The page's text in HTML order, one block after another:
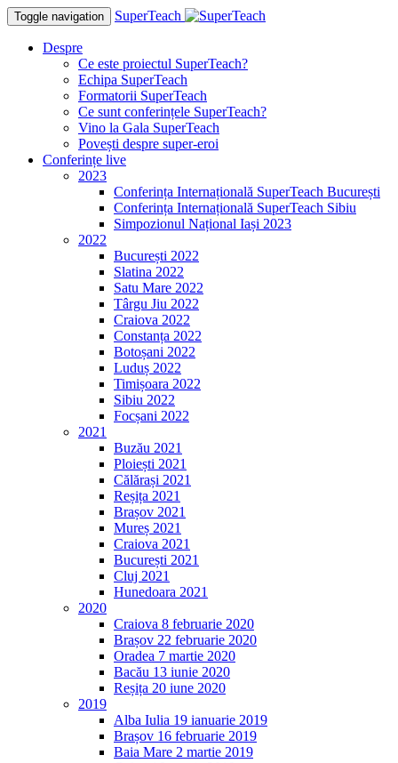
Toggle navigation SuperTeach
Despre
Ce este proiectul SuperTeach?
Echipa SuperTeach
Formatorii SuperTeach
Ce sunt conferințele SuperTeach?
Vino la Gala SuperTeach
Povești despre super-eroi
Conferințe live
2023
Conferința Internațională SuperTeach București
Conferința Internațională SuperTeach Sibiu
Simpozionul Național Iași 2023
2022
București 2022
Slatina 2022
Satu Mare 2022
Târgu Jiu 2022
Craiova 2022
Constanța 2022
Botoșani 2022
Luduș 2022
Timișoara 2022
Sibiu 2022
Focșani 2022
2021
Buzău 2021
Ploiești 2021
Călărași 2021
Reșița 2021
Brașov 2021
Mureș 2021
Craiova 2021
București 2021
Cluj 2021
Hunedoara 2021
2020
Craiova 8 februarie 2020
Brașov 22 februarie 2020
Oradea 7 martie 2020
Bacău 13 iunie 2020
Reșița 20 iune 2020
2019
Alba Iulia 19 ianuarie 2019
Brașov 16 februarie 2019
Baia Mare 2 martie 2019